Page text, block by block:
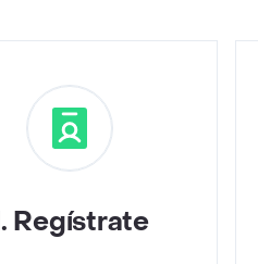
. Regístrate